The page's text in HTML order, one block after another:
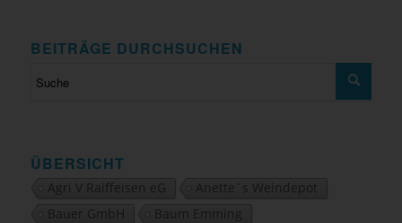
BEITRÄGE DURCHSUCHEN
ÜBERSICHT
Agri V Raiffeisen eG
Anette´s Weindepot
Bauer GmbH
Baum Emming